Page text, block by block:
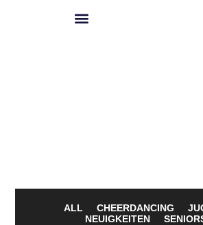
CHEERDANCING
NEUIGKEITEN
ALL